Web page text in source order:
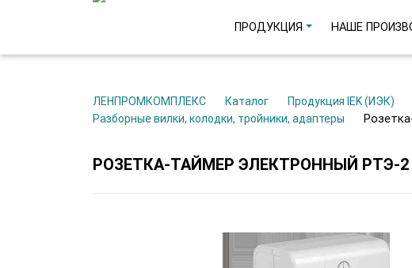
ПРОДУКЦИЯ НАШЕ
ЛЕНПРОМКОМПЛЕКС Каталог Продукция IEK (ИЭК)
Разборные вилки, колодки, тройники, адаптеры
РОЗЕТКА-ТАЙМЕР ЭЛЕКТРОННЫЙ РТЭ-2